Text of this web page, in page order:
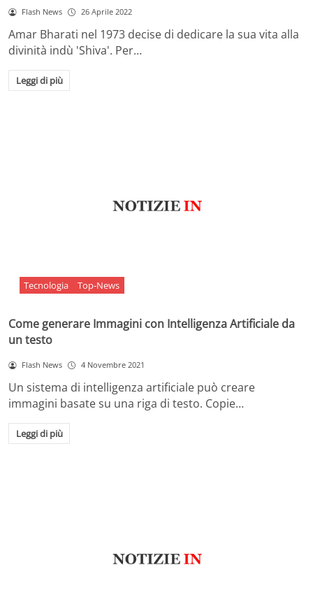
Flash News 26 Aprile 2022
Amar Bharati nel 1973 decise di dedicare la sua vita alla
divinità indù 'Shiva'. Per…
Leggi di più
Tecnologia Top-News
Come generare Immagini con Intelligenza Artificiale da
un testo
Flash News 4 Novembre 2021
Un sistema di intelligenza artificiale può creare
immagini basate su una riga di testo. Copie…
Leggi di più